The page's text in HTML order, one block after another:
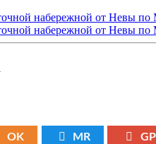
OK MR GP